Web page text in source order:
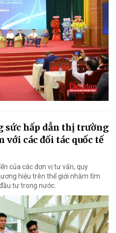
sức hấp dẫn thị trường
với các đối tác quốc tế
của các đơn vị tư vấn, quy
hiệu trên thế giới nhằm tìm
tư trong nước.